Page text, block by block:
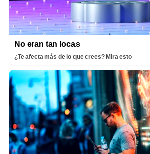
No eran tan locas
¿Te afecta más de lo que crees? Mira esto